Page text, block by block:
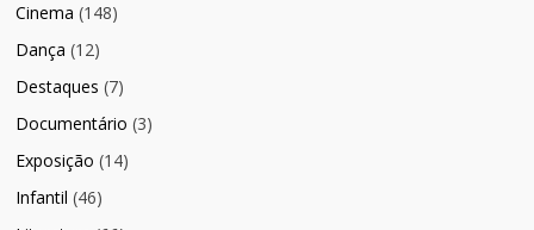
Cinema (148)
Dança (12)
Destaques (7)
Documentário (3)
Exposição (14)
Infantil (46)